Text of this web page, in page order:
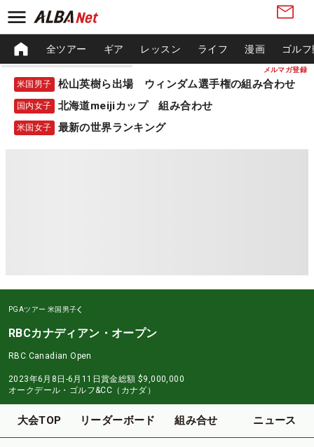
メルマガ登録
全ツアー ギア レッスン ライフ 漫画 ゴル
米国男子 松山英樹ら出場 ウィンダム選手権の組み合わせ
国内女子 北海道meijiカップ 組み合わせ
米国女子 最新の世界ランキング
PGAツアー 米国男子
RBCカナディアン・オープン
RBC Canadian Open
2023年6月8日-6月11日賞金総額 $9,000,000
オークデール・ゴルフ&CC（カナダ）
大会TOP リーダーボード 組み合せ ニュース